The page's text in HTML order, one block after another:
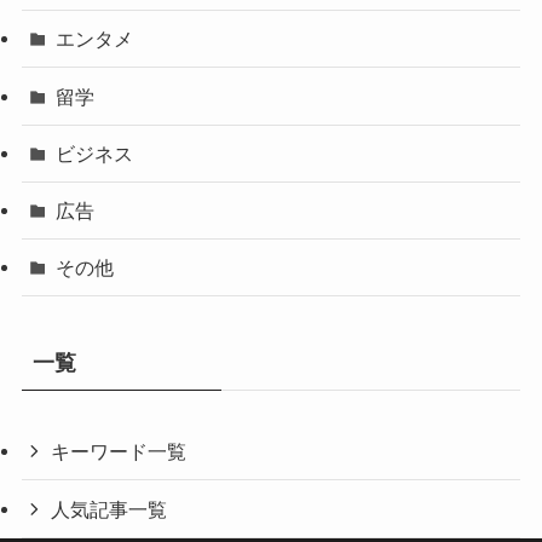
エンタメ
留学
ビジネス
広告
その他
一覧
キーワード一覧
人気記事一覧